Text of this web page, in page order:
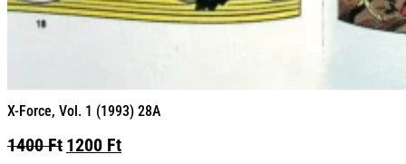
X-Force, Vol. 1 (1993) 28A
1400Ft Original
1200 FtCurrent